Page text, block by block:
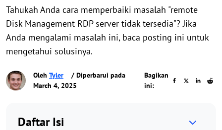
Tahukah Anda cara memperbaiki masalah "remote
Disk Management RDP server tidak tersedia"? Jika
Anda mengalami masalah ini, baca posting ini untuk
mengetahui solusinya.
Oleh Tyler
/ Diperbarui pada
March 4, 2025
Bagikan
ini:
Daftar Isi